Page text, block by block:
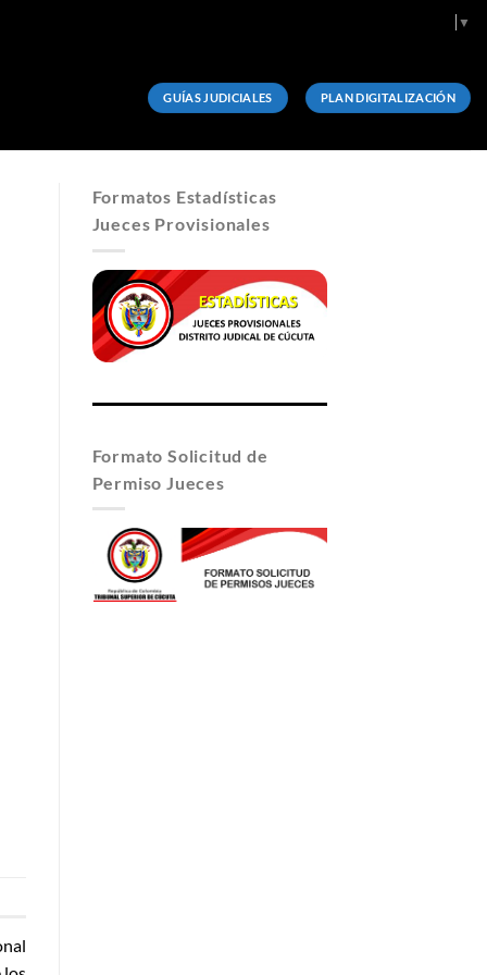
▼
GUÍAS JUDICIALES PLAN DIGITALIZACIÓN
Formatos Estadísticas
Jueces Provisionales
Formato Solicitud de
Permiso Jueces